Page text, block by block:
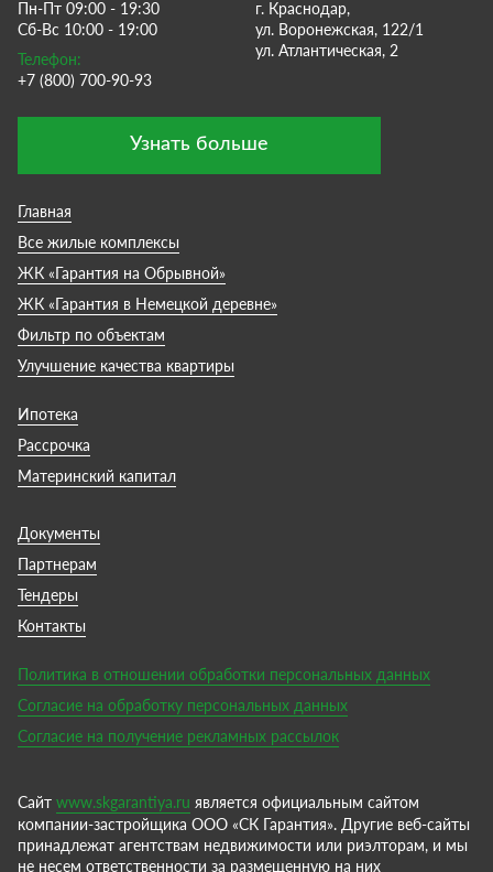
Пн-Пт 09:00 - 19:30
Сб-Вс 10:00 - 19:00
Телефон:
+7 (800) 700-90-93
г. Краснодар,
ул. Воронежская, 122/1
ул. Атлантическая, 2
Узнать больше
Главная
Все жилые комплексы
ЖК «Гарантия на Обрывной»
ЖК «Гарантия в Немецкой деревне»
Фильтр по объектам
Улучшение качества квартиры
Ипотека
Рассрочка
Материнский капитал
Документы
Партнерам
Тендеры
Контакты
Политика в отношении обработки персональных данных
Согласие на обработку персональных данных
Согласие на получение рекламных рассылок
Сайт www.skgarantiya.ru является официальным сайтом
компании-застройщика ООО «СК Гарантия». Другие веб-сайты
принадлежат агентствам недвижимости или риэлторам, и мы
не несем ответственности за размещенную на них